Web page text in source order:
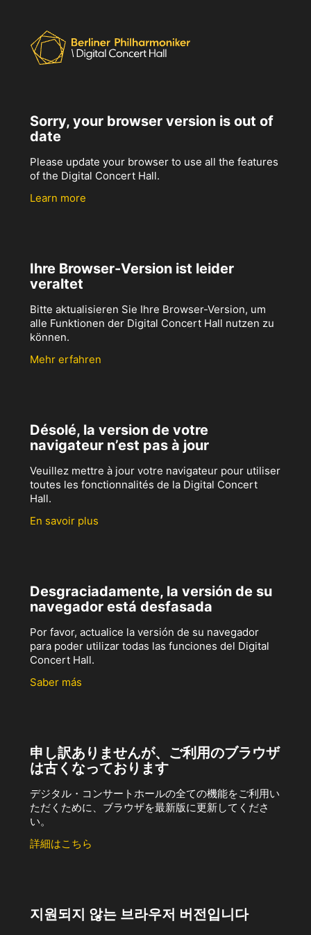
Sorry, your browser version is out of
date
Please update your browser to use all the features
of the Digital Concert Hall.
Learn more
Ihre Browser-Version ist leider
veraltet
Bitte aktualisieren Sie Ihre Browser-Version, um
alle Funktionen der Digital Concert Hall nutzen zu
können.
Mehr erfahren
Désolé, la version de votre
navigateur n’est pas à jour
Veuillez mettre à jour votre navigateur pour utiliser
toutes les fonctionnalités de la Digital Concert
Hall.
En savoir plus
Desgraciadamente, la versión de su
navegador está desfasada
Por favor, actualice la versión de su navegador
para poder utilizar todas las funciones del Digital
Concert Hall.
Saber más
申し訳ありませんが、ご利用のブラウザ
は古くなっております
デジタル・コンサートホールの全ての機能をご利用い
ただくために、ブラウザを最新版に更新してくださ
い。
詳細はこちら
지원되지 않는 브라우저 버전입니다